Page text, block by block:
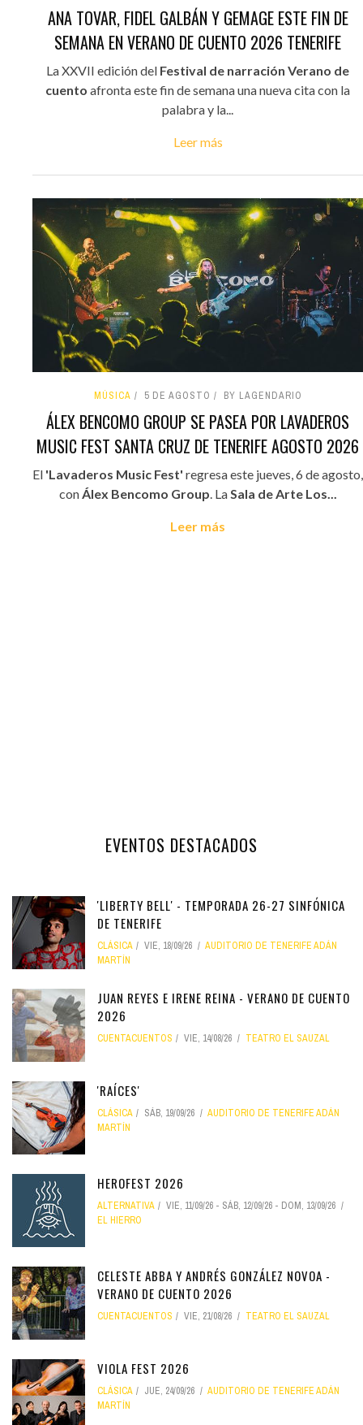
ANA TOVAR, FIDEL GALBÁN Y GEMAGE ESTE FIN DE
SEMANA EN VERANO DE CUENTO 2026 TENERIFE
La XXVII edición del Festival de narración Verano de
cuento afronta este fin de semana una nueva cita con la
palabra y la...
Leer más
MÚSICA 5 DE AGOSTO BY LAGENDARIO
ÁLEX BENCOMO GROUP SE PASEA POR LAVADEROS
MUSIC FEST SANTA CRUZ DE TENERIFE AGOSTO 2026
El 'Lavaderos Music Fest' regresa este jueves, 6 de agosto,
conÁlex Bencomo Group. LaSala de Arte Los...
Leer más
EVENTOS DESTACADOS
'LIBERTY BELL' - TEMPORADA 26-27 SINFÓNICA
DE TENERIFE
CLÁSICA VIE, 18/09/26
AUDITORIO DE TENERIFE ADÁN
MARTÍN
JUAN REYES E IRENE REINA - VERANO DE CUENTO
2026
CUENTACUENTOS VIE, 14/08/26 TEATRO EL SAUZAL
'RAÍCES'
CLÁSICA SÁB, 19/09/26
AUDITORIO DE TENERIFE ADÁN
MARTÍN
HEROFEST 2026
ALTERNATIVA VIE, 11/09/26 - SÁB, 12/09/26 - DOM, 13/09/26
EL HIERRO
CELESTE ABBA Y ANDRÉS GONZÁLEZ NOVOA -
VERANO DE CUENTO 2026
CUENTACUENTOS VIE, 21/08/26 TEATRO EL SAUZAL
VIOLA FEST 2026
CLÁSICA JUE, 24/09/26
AUDITORIO DE TENERIFE ADÁN
MARTÍN